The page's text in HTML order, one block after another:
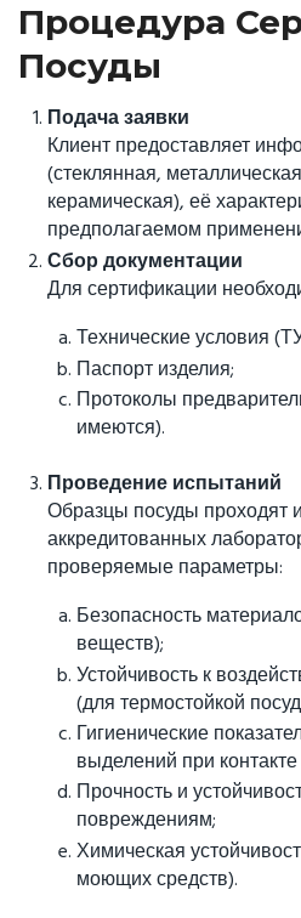
Процедура
Посуды
Подача заявки
Клиент предоставляет
(стеклянная,
керамическая), её
предполагаемом
Сбор документации
Для сертификации
Технические условия
Паспорт изделия;
Протоколы
имеются).
Проведение испытаний
Образцы посуды проходят
аккредитованных
проверяемые параметры:
Безопасность
веществ);
Устойчивость к
(для термостойкой
Гигиенические
выделений при
Прочность и
повреждениям;
Химическая
моющих средств).